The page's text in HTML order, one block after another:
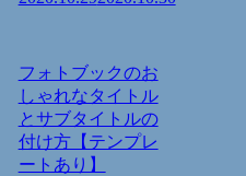
フォトブックのお
しゃれなタイトル
とサブタイトルの
付け方【テンプレ
ートあり】